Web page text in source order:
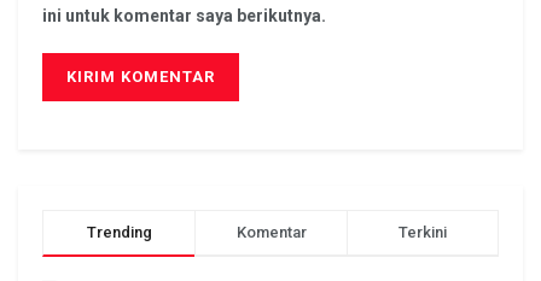
ini untuk komentar saya berikutnya.
Trending Komentar Terkini